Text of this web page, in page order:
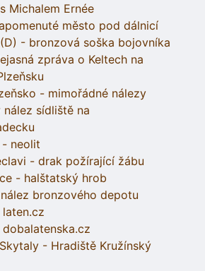
Michalem Ernée
město pod dálnicí
- bronzová soška bojovníka
zpráva o Keltech na
- mimořádné nálezy
nález sídliště na
neolit
- drak požírající žábu
- halštatský hrob
bronzového depotu
- Hradiště Kružínský